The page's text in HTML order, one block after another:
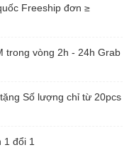
Freeship đơn ≥
trong vòng 2h - 24h Grab
Số lượng chỉ từ 20pcs
1 đổi 1